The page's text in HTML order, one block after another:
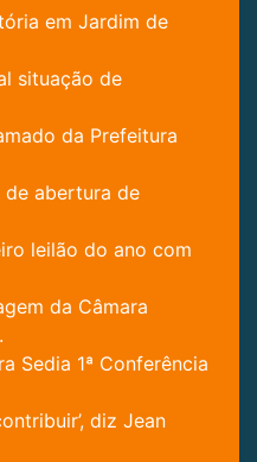
em Jardim de
situação de
da Prefeitura
de abertura de
leilão do ano com
da Câmara
Sedia 1ª Conferência
diz Jean